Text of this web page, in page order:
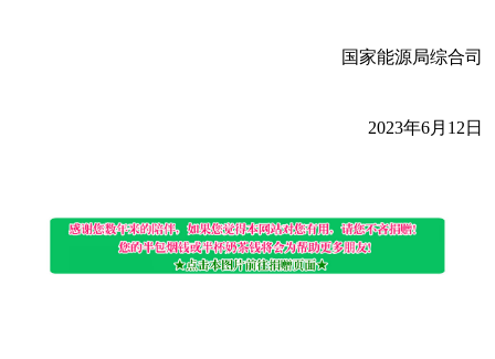
国家能源局综合司
2023年6月12日